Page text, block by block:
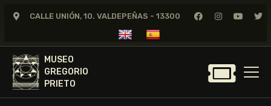
CALLE UNIÓN, 10. VALDEPEÑAS - 13300
MUSEO
GREGORIO
PRIETO
MUSEO
GREGORIO
GREGORIO PRIETO